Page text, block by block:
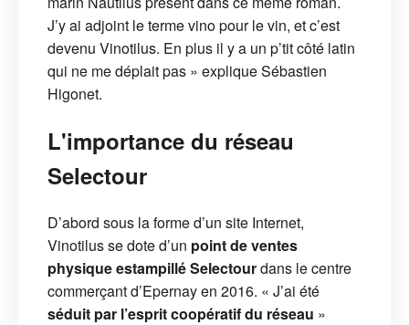
J’y ai adjoint le terme vino pour le vin, et c’est
devenu Vinotilus. En plus il y a un p’tit côté latin
qui ne me déplait pas » explique Sébastien
Higonet.
L'importance du réseau
Selectour
D’abord sous la forme d’un site Internet,
Vinotilus se dote d’un point de ventes
physique estampillé Selectourdans le centre
commerçant d’Epernay en 2016. « J’ai été
séduit par l’esprit coopératif du réseau »